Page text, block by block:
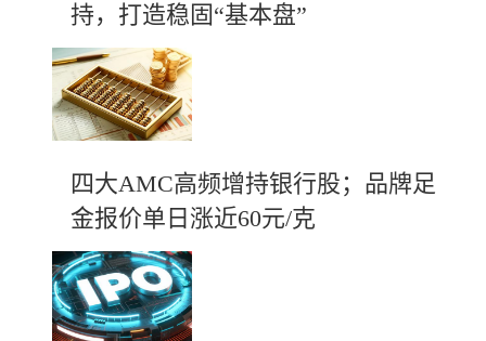
持，打造稳固“基本盘”
四大AMC高频增持银行股；品牌足
金报价单日涨近60元/克